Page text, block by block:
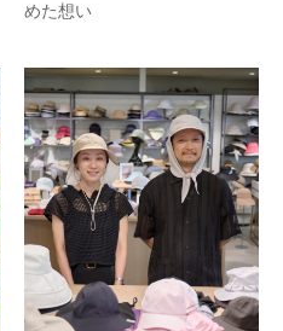
めた想い